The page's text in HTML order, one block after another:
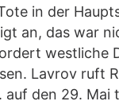
in der
an, das war
westliche
Lavrov ruft
auf den 29. Mai